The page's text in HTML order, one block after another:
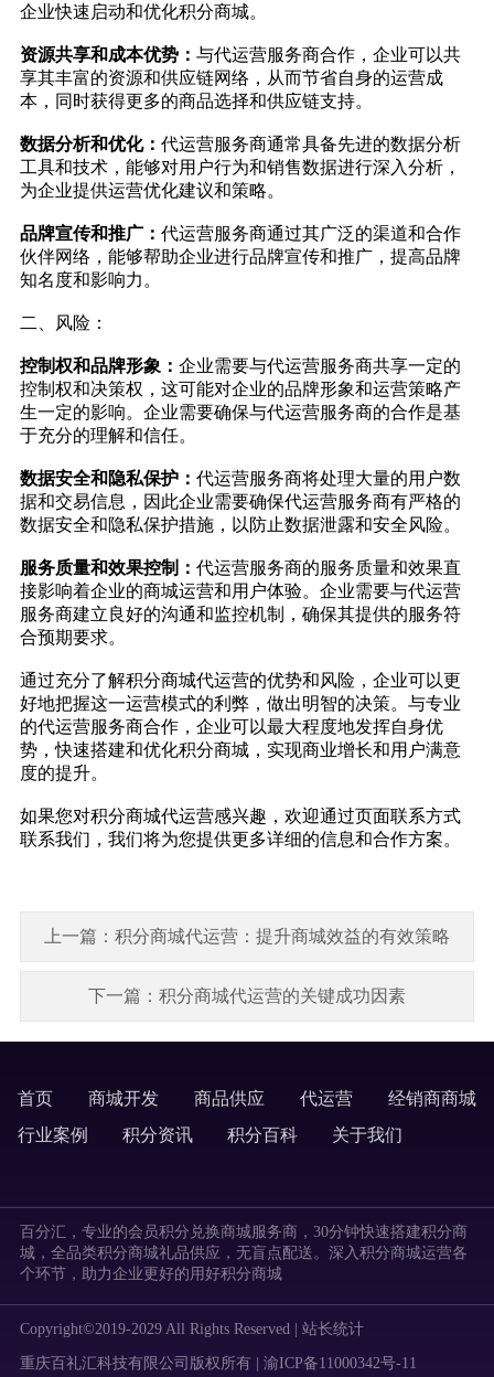
企业快速启动和优化积分商城。
资源共享和成本优势： 与代运营服务商合作，企业可以共
享其丰富的资源和供应链网络，从而节省自身的运营成
本，同时获得更多的商品选择和供应链支持。
数据分析和优化： 代运营服务商通常具备先进的数据分析
工具和技术，能够对用户行为和销售数据进行深入分析，
为企业提供运营优化建议和策略。
品牌宣传和推广： 代运营服务商通过其广泛的渠道和合作
伙伴网络，能够帮助企业进行品牌宣传和推广，提高品牌
知名度和影响力。
二、风险：
控制权和品牌形象： 企业需要与代运营服务商共享一定的
控制权和决策权，这可能对企业的品牌形象和运营策略产
生一定的影响。企业需要确保与代运营服务商的合作是基
于充分的理解和信任。
数据安全和隐私保护： 代运营服务商将处理大量的用户数
据和交易信息，因此企业需要确保代运营服务商有严格的
数据安全和隐私保护措施，以防止数据泄露和安全风险。
服务质量和效果控制： 代运营服务商的服务质量和效果直
接影响着企业的商城运营和用户体验。企业需要与代运营
服务商建立良好的沟通和监控机制，确保其提供的服务符
合预期要求。
通过充分了解积分商城代运营的优势和风险，企业可以更
好地把握这一运营模式的利弊，做出明智的决策。与专业
的代运营服务商合作，企业可以最大程度地发挥自身优
势，快速搭建和优化积分商城，实现商业增长和用户满意
度的提升。
如果您对积分商城代运营感兴趣，欢迎通过页面联系方式
联系我们，我们将为您提供更多详细的信息和合作方案。
上一篇：积分商城代运营：提升商城效益的有效策略
下一篇：积分商城代运营的关键成功因素
首页 商城开发 商品供应 代运营
经销商商城
行业案例
积分资讯 积分百科 关于我们
百分汇，专业的会员积分兑换商城服务商，30分钟快速搭建积分商
城，全品类积分商城礼品供应，无盲点配送。深入积分商城运营各
个环节，助力企业更好的用好积分商城
Copyright©2019-2029 All Rights Reserved | 站长统计
重庆百礼汇科技有限公司版权所有 | 渝ICP备11000342号-11